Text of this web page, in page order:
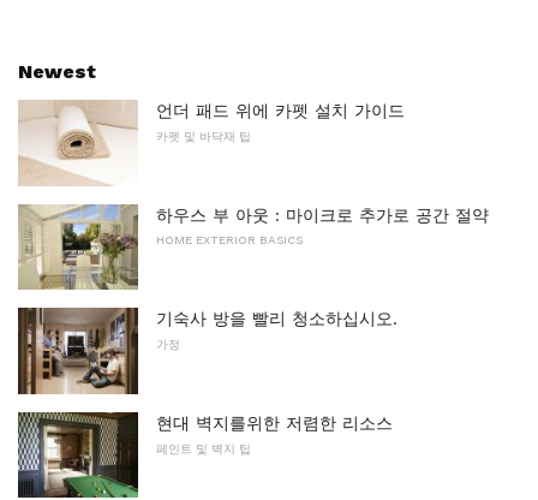
Newest
언더 패드 위에 카펫 설치 가이드
카펫 및 바닥재 팁
하우스 부 아웃 : 마이크로 추가로 공간 절약
HOME EXTERIOR BASICS
기숙사 방을 빨리 청소하십시오.
가정
현대 벽지를위한 저렴한 리소스
페인트 및 벽지 팁